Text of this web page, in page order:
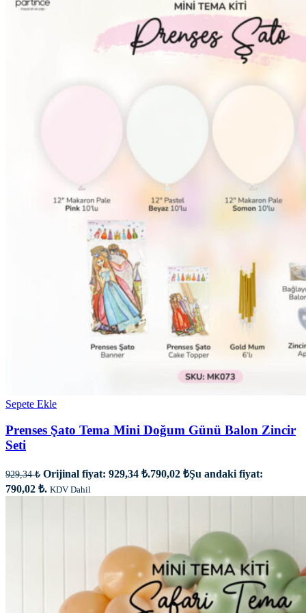
Sepete Ekle
Prenses Şato Tema Mini Doğum Günü Balon Zincir
Seti
929,34₺ Orijinal fiyat: 929,34 ₺.790,02 ₺Şu andaki fiyat:
790,02 ₺. KDV Dahil